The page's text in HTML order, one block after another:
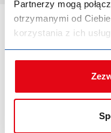
Partnerzy mogą
otrzymanymi od
korzystania z ich
AB Bechcicki –
Jeleniej Górze
Wieloletnia obecność
gama produktów
polskich i
Bechcicki Oddział